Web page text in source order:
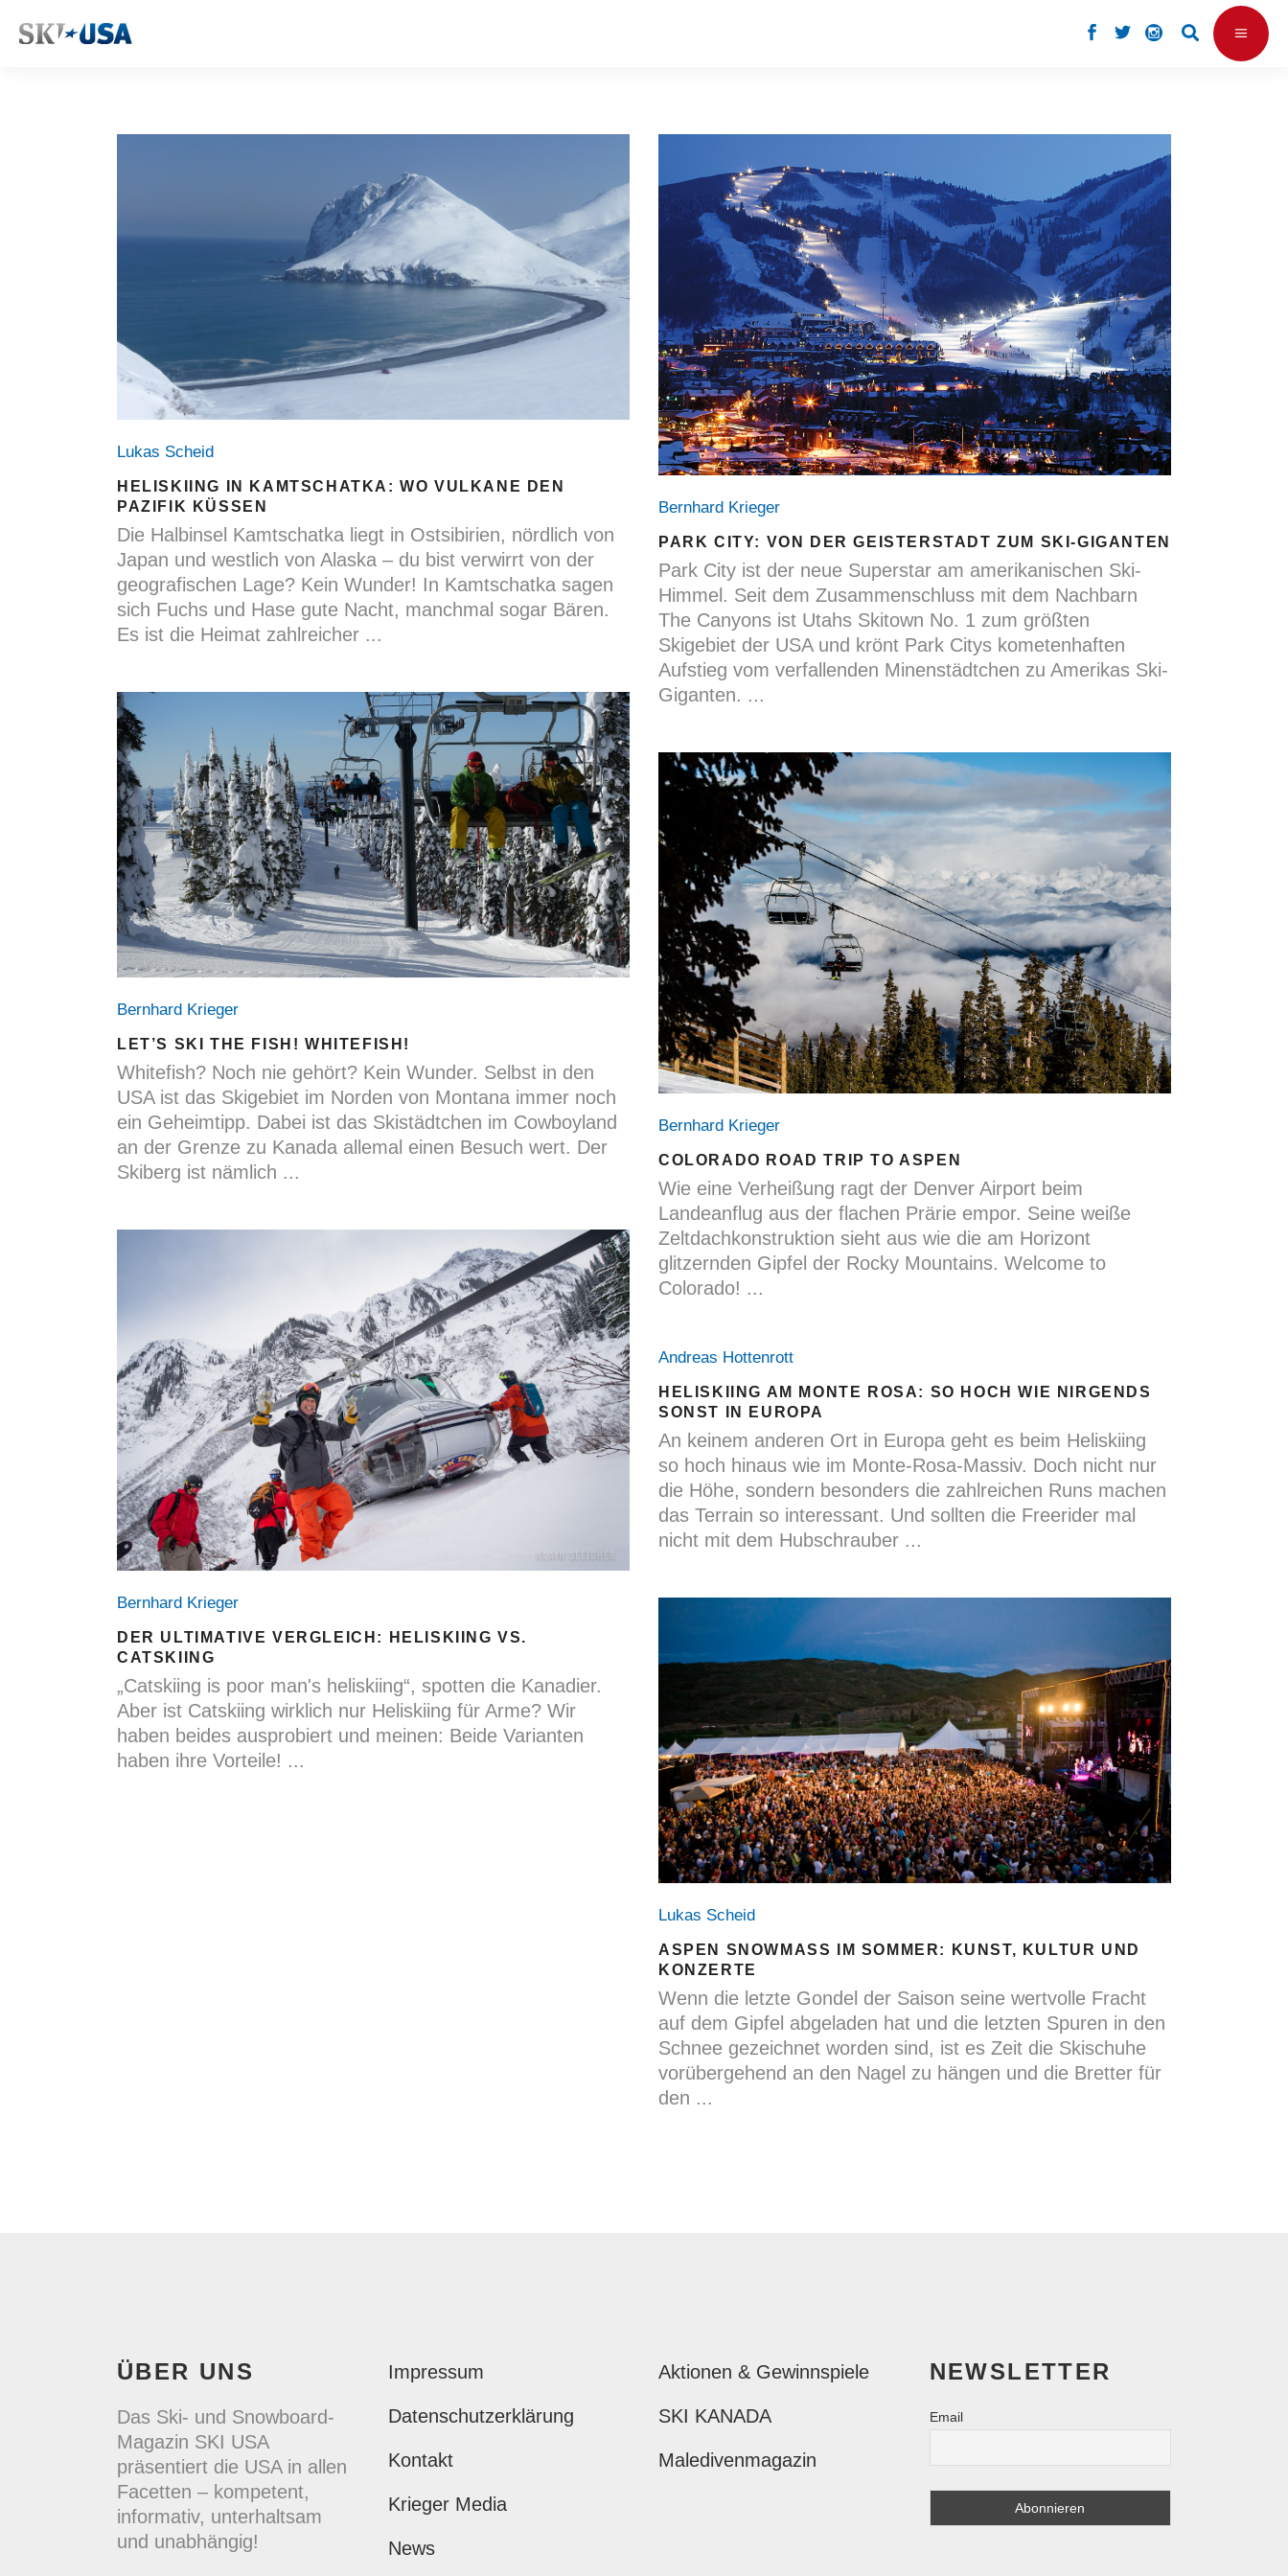
Lukas Scheid
HELISKIING IN KAMTSCHATKA: WO VULKANE DEN
PAZIFIK KÜSSEN
Die Halbinsel Kamtschatka liegt in Ostsibirien, nördlich von
Japan und westlich von Alaska – du bist verwirrt von der
geografischen Lage? Kein Wunder! In Kamtschatka sagen
sich Fuchs und Hase gute Nacht, manchmal sogar Bären.
Es ist die Heimat zahlreicher
Bernhard Krieger
PARK CITY: VON DER GEISTERSTADT ZUM SKI-GIGANTEN
Park City ist der neue Superstar am amerikanischen Ski-
Himmel. Seit dem Zusammenschluss mit dem Nachbarn
The Canyons ist Utahs Skitown No. 1 zum größten
Skigebiet der USA und krönt Park Citys kometenhaften
Aufstieg vom verfallenden Minenstädtchen zu Amerikas Ski-
Giganten.
Bernhard Krieger
LET’S SKI THE FISH! WHITEFISH!
Whitefish? Noch nie gehört? Kein Wunder. Selbst in den
USA ist das Skigebiet im Norden von Montana immer noch
ein Geheimtipp. Dabei ist das Skistädtchen im Cowboyland
an der Grenze zu Kanada allemal einen Besuch wert. Der
Skiberg ist nämlich
Bernhard Krieger
COLORADO ROAD TRIP TO ASPEN
Wie eine Verheißung ragt der Denver Airport beim
Landeanflug aus der flachen Prärie empor. Seine weiße
Zeltdachkonstruktion sieht aus wie die am Horizont
glitzernden Gipfel der Rocky Mountains. Welcome to
Colorado!
Bernhard Krieger
DER ULTIMATIVE VERGLEICH: HELISKIING VS.
CATSKIING
„Catskiing is poor man's heliskiing“, spotten die Kanadier.
Aber ist Catskiing wirklich nur Heliskiing für Arme? Wir
haben beides ausprobiert und meinen: Beide Varianten
haben ihre Vorteile!
Andreas Hottenrott
HELISKIING AM MONTE ROSA: SO HOCH WIE NIRGENDS
SONST IN EUROPA
An keinem anderen Ort in Europa geht es beim Heliskiing
so hoch hinaus wie im Monte-Rosa-Massiv. Doch nicht nur
die Höhe, sondern besonders die zahlreichen Runs machen
das Terrain so interessant. Und sollten die Freerider mal
nicht mit dem Hubschrauber
Lukas Scheid
ASPEN SNOWMASS IM SOMMER: KUNST, KULTUR UND
KONZERTE
Wenn die letzte Gondel der Saison seine wertvolle Fracht
auf dem Gipfel abgeladen hat und die letzten Spuren in den
Schnee gezeichnet worden sind, ist es Zeit die Skischuhe
vorübergehend an den Nagel zu hängen und die Bretter für
den
ÜBER UNS
Das Ski- und Snowboard-
Magazin SKI USA
präsentiert die USA in allen
Facetten – kompetent,
informativ, unterhaltsam
und unabhängig!
Impressum
Datenschutzerklärung
Kontakt
Krieger Media
News
Aktionen & Gewinnspiele
SKI KANADA
Maledivenmagazin
NEWSLETTER
Email